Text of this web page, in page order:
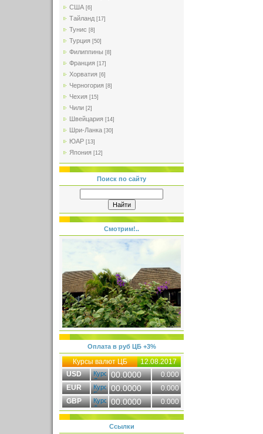
США [6]
Тайланд [17]
Тунис [8]
Турция [50]
Филиппины [8]
Франция [17]
Хорватия [6]
Черногория [8]
Чехия [15]
Чили [2]
Швейцария [14]
Шри-Ланка [30]
ЮАР [13]
Япония [12]
Поиск по сайту
Смотрим!..
Оплата в руб ЦБ +3%
Курсы валют ЦБ
12.08.2017
USD
00.0000
0.000
EUR
00.0000
0.000
GBP
00.0000 0.000
Ссылки